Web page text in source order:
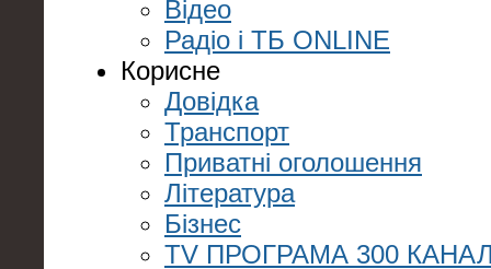
Відео
Радіо і ТБ ONLINE
Корисне
Довідка
Транспорт
Приватні оголошення
Література
Бізнес
TV ПРОГРАМА 300